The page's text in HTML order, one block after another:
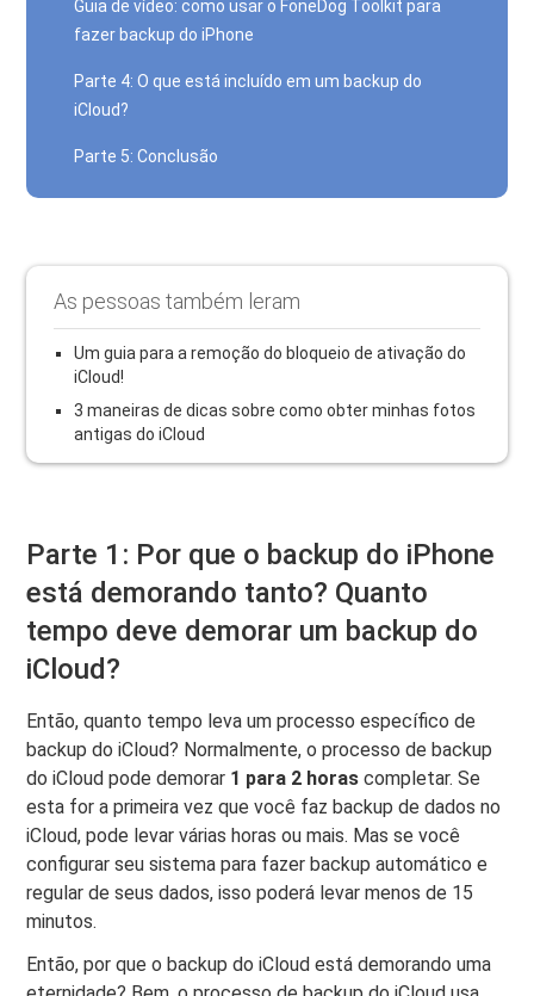
Guia de vídeo: como usar o FoneDog Toolkit para
fazer backup do iPhone
Parte 4: O que está incluído em um backup do
iCloud?
Parte 5: Conclusão
As pessoas também leram
Um guia para a remoção do bloqueio de ativação do
iCloud!
3 maneiras de dicas sobre como obter minhas fotos
antigas do iCloud
Parte 1: Por que o backup do iPhone
está demorando tanto? Quanto
tempo deve demorar um backup do
iCloud?
Então, quanto tempo leva um processo específico de
backup do iCloud? Normalmente, o processo de backup
do iCloud pode demorar 1 para 2 horas completar. Se
esta for a primeira vez que você faz backup de dados no
iCloud, pode levar várias horas ou mais. Mas se você
configurar seu sistema para fazer backup automático e
regular de seus dados, isso poderá levar menos de 15
minutos.
Então, por que o backup do iCloud está demorando uma